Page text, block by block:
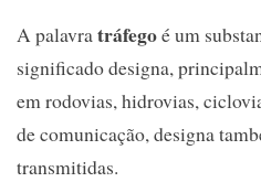
A palavratráfegoé um
significado designa,
em rodovias, hidrovias,
de comunicação, designa
transmitidas.